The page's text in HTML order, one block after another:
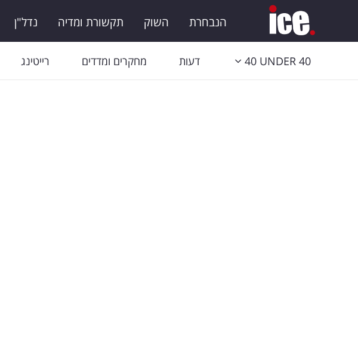
הנבחרת השוק תקשורת ומדיה נדל"ן
40 UNDER 40 דעות מחקרים ומדדים רייטינג